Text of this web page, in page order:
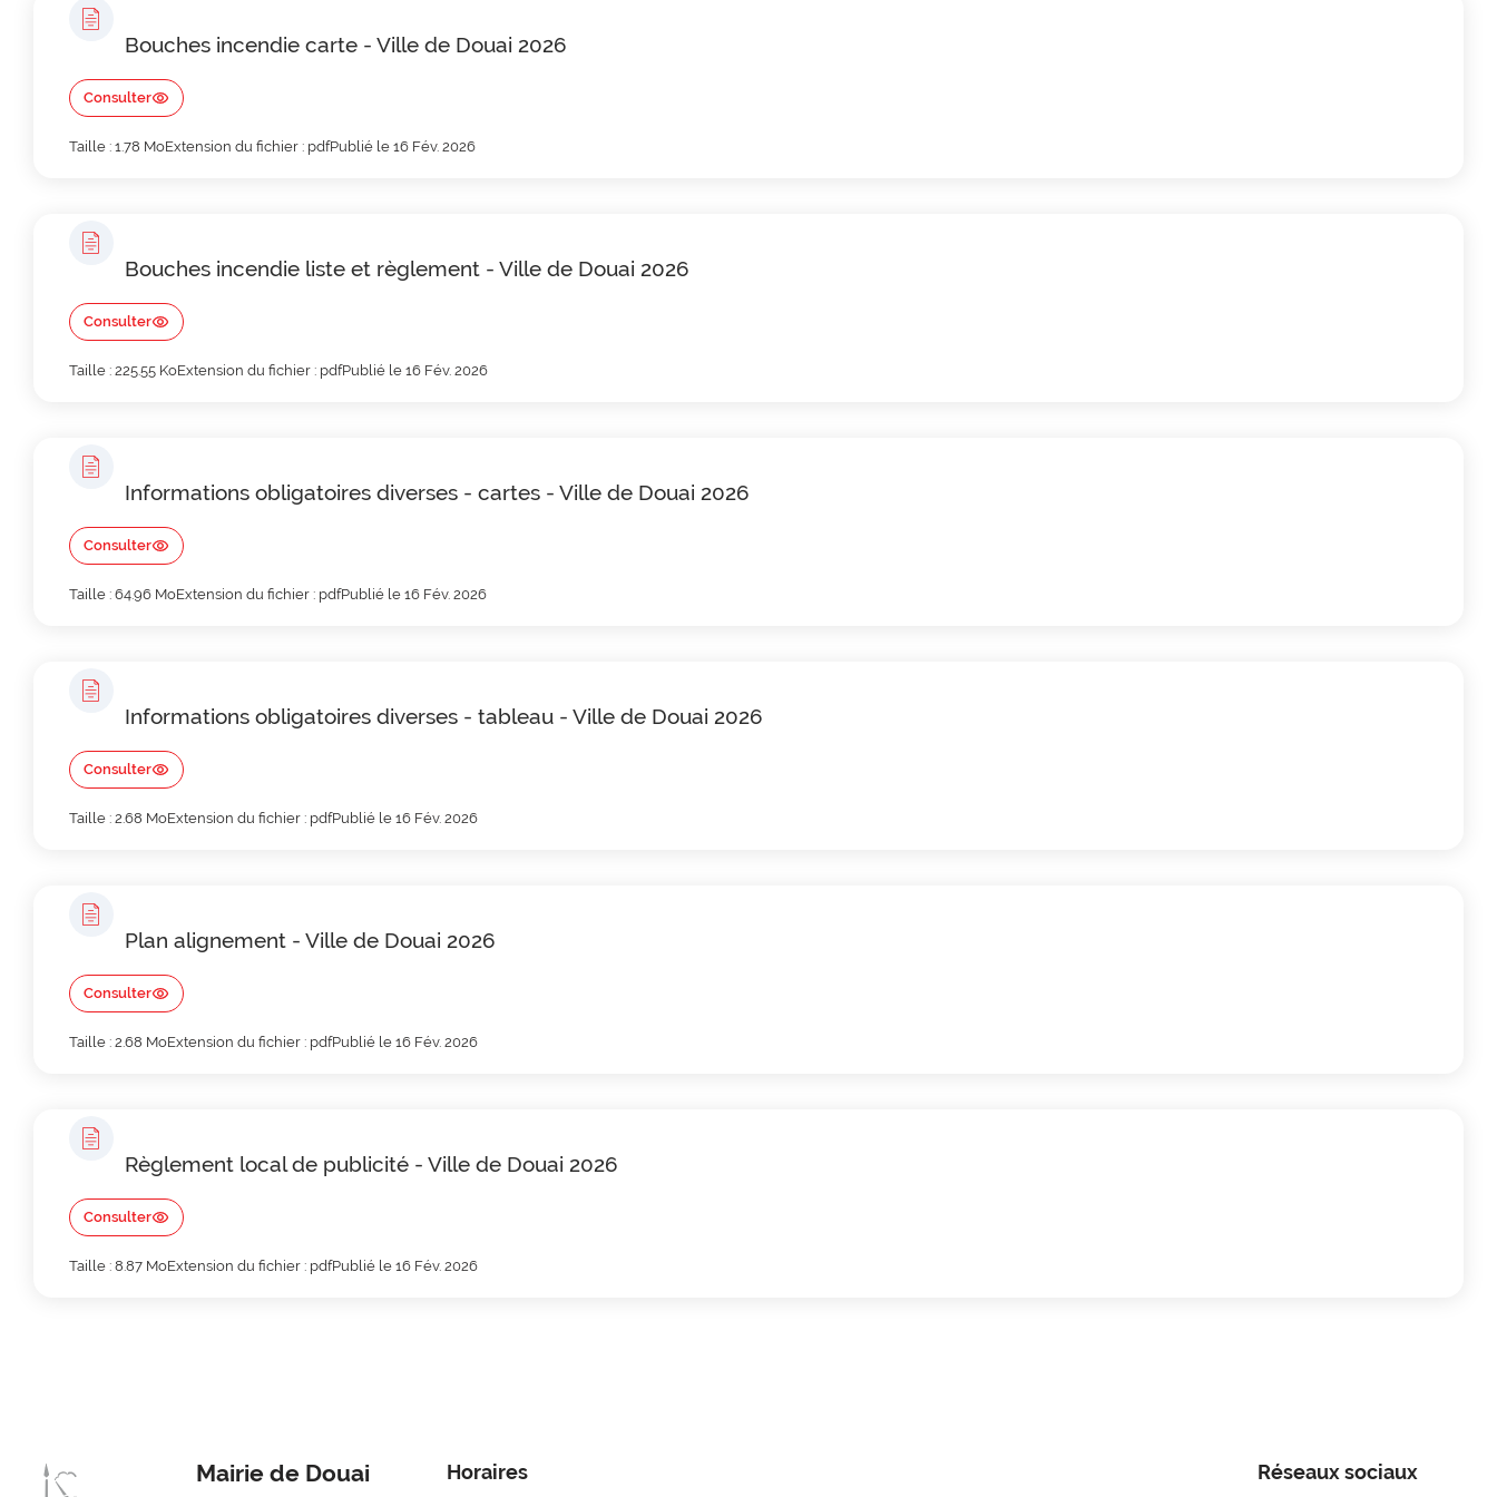
Bouches incendie carte - Ville de Douai 2026
Consulter
Taille : 1.78 MoExtension du fichier : pdfPublié le 16 Fév. 2026
Bouches incendie liste et règlement - Ville de Douai 2026
Consulter
Taille : 225.55 KoExtension du fichier : pdfPublié le 16 Fév. 2026
Informations obligatoires diverses - cartes - Ville de Douai 2026
Consulter
Taille : 64.96 MoExtension du fichier : pdfPublié le 16 Fév. 2026
Informations obligatoires diverses - tableau - Ville de Douai 2026
Consulter
Taille : 2.68 MoExtension du fichier : pdfPublié le 16 Fév. 2026
Plan alignement - Ville de Douai 2026
Consulter
Taille : 2.68 MoExtension du fichier : pdfPublié le 16 Fév. 2026
Règlement local de publicité - Ville de Douai 2026
Consulter
Taille : 8.87 MoExtension du fichier : pdfPublié le 16 Fév. 2026
Mairie de Douai Horaires Réseaux sociaux